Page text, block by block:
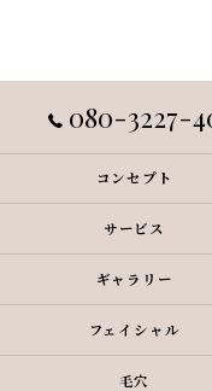
080-3227-
コンセプト
サービス
ギャラリー
フェイシャル
毛穴